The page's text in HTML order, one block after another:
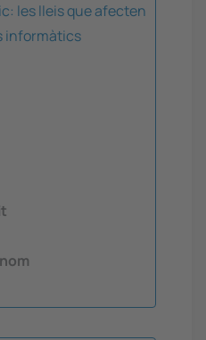
les lleis que afecten
informàtics